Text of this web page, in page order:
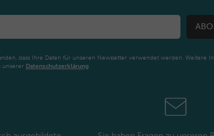
dass Ihre Daten für unseren Newsletter verwendet werden. Weitere
unserer Daten­schutz­erklärung